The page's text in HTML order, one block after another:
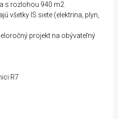
s rozlohou 940 m2.
všetky IS siete (elektrina, plyn,
projekt na obývateľný
R7